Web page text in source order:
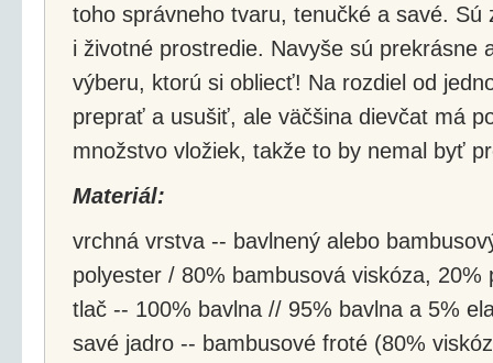
toho správneho tvaru, tenučké a savé.
i životné prostredie. Navyše sú prekrásne
výberu, ktorú si obliecť! Na rozdiel od
preprať a usušiť, ale väčšina dievčat má
množstvo vložiek, takže to by nemal byť
Materiál:
vrchná vrstva -- bavlnený alebo
polyester / 80% bambusová viskóza, 20%
tlač -- 100% bavlna // 95% bavlna a 5%
savé jadro -- bambusové froté (80%